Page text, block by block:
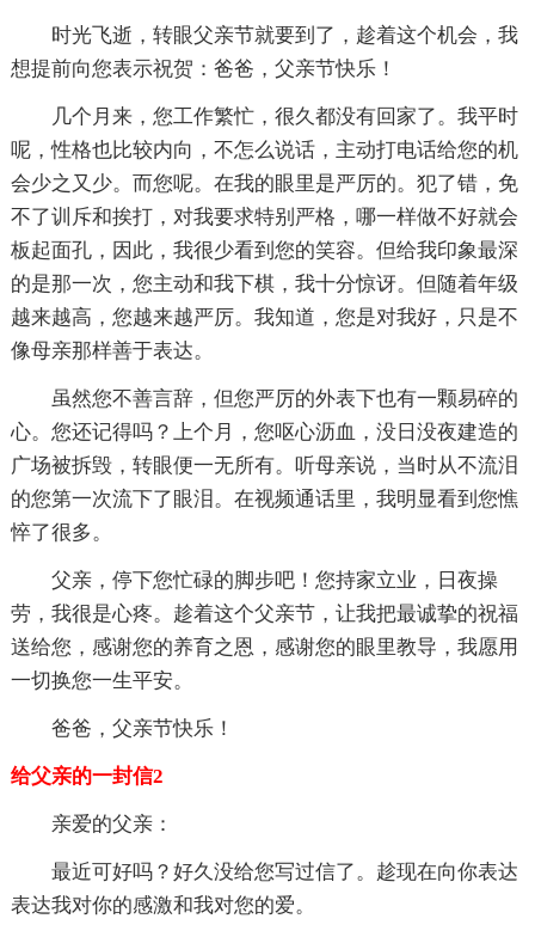
时光飞逝，转眼父亲节就要到了，趁着这个机会，我
想提前向您表示祝贺：爸爸，父亲节快乐！
几个月来，您工作繁忙，很久都没有回家了。我平时
呢，性格也比较内向，不怎么说话，主动打电话给您的机
会少之又少。而您呢。在我的眼里是严厉的。犯了错，免
不了训斥和挨打，对我要求特别严格，哪一样做不好就会
板起面孔，因此，我很少看到您的笑容。但给我印象最深
的是那一次，您主动和我下棋，我十分惊讶。但随着年级
越来越高，您越来越严厉。我知道，您是对我好，只是不
像母亲那样善于表达。
虽然您不善言辞，但您严厉的外表下也有一颗易碎的
心。您还记得吗？上个月，您呕心沥血，没日没夜建造的
广场被拆毁，转眼便一无所有。听母亲说，当时从不流泪
的您第一次流下了眼泪。在视频通话里，我明显看到您憔
悴了很多。
父亲，停下您忙碌的脚步吧！您持家立业，日夜操
劳，我很是心疼。趁着这个父亲节，让我把最诚挚的祝福
送给您，感谢您的养育之恩，感谢您的眼里教导，我愿用
一切换您一生平安。
爸爸，父亲节快乐！
给父亲的一封信2
亲爱的父亲：
最近可好吗？好久没给您写过信了。趁现在向你表达
表达我对你的感激和我对您的爱。